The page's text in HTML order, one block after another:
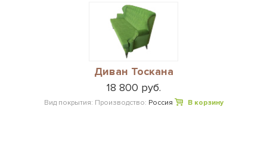
Диван Тоскана
18 800 руб.
Вид покрытия: Производство: Россия В корзину